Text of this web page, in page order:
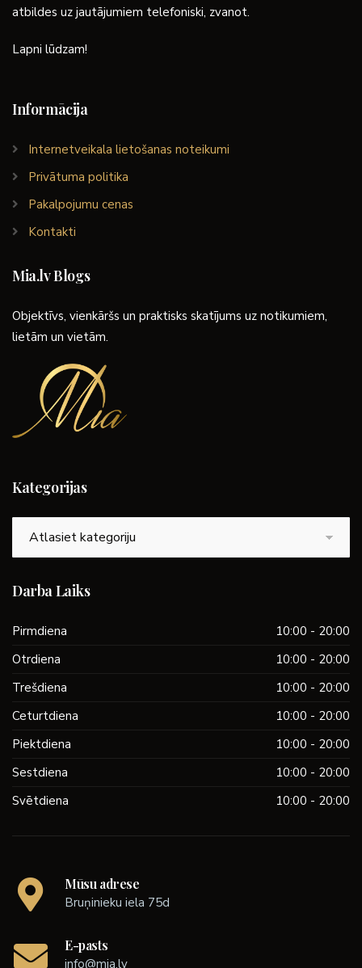
atbildes uz jautājumiem telefoniski, zvanot.
Lapni lūdzam!
Informācija
Internetveikala lietošanas noteikumi
Privātuma politika
Pakalpojumu cenas
Kontakti
Mia.lv Blogs
Objektīvs, vienkāršs un praktisks skatījums uz notikumiem,
lietām un vietām.
Kategorijas
Darba Laiks
Pirmdiena
10:00 - 20:00
Otrdiena
10:00 - 20:00
Trešdiena
10:00 - 20:00
Ceturtdiena
10:00 - 20:00
Piektdiena
10:00 - 20:00
Sestdiena
10:00 - 20:00
Svētdiena
10:00 - 20:00
Mūsu adrese
Bruņinieku iela 75d
E-pasts
info@mia.lv